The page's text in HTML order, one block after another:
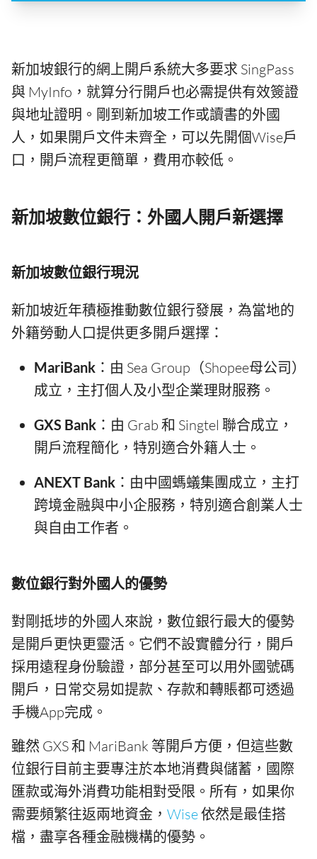
新加坡銀行的網上開戶系統大多要求 SingPass
與 MyInfo，就算分行開戶也必需提供有效簽證
與地址證明。剛到新加坡工作或讀書的外國
人，如果開戶文件未齊全，可以先開個Wise戶
口，開戶流程更簡單，費用亦較低。
新加坡數位銀行：外國人開戶新選擇
新加坡數位銀行現況
新加坡近年積極推動數位銀行發展，為當地的
外籍勞動人口提供更多開戶選擇：
MariBank ：由 Sea Group（Shopee母公司）
成立，主打個人及小型企業理財服務。
GXS Bank ：由 Grab 和 Singtel 聯合成立，
開戶流程簡化，特別適合外籍人士。
ANEXT Bank ：由中國螞蟻集團成立，主打
跨境金融與中小企服務，特別適合創業人士
與自由工作者。
數位銀行對外國人的優勢
對剛抵埗的外國人來說，數位銀行最大的優勢
是開戶更快更靈活。它們不設實體分行，開戶
採用遠程身份驗證，部分甚至可以用外國號碼
開戶，日常交易如提款、存款和轉賬都可透過
手機App完成。
雖然 GXS 和 MariBank 等開戶方便，但這些數
位銀行目前主要專注於本地消費與儲蓄，國際
匯款或海外消費功能相對受限。所有，如果你
需要頻繁往返兩地資金， Wise依然是最佳搭
檔，盡享各種金融機構的優勢。